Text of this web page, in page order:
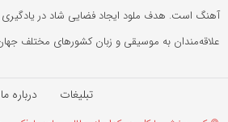
آهنگ است. هدف ملود ایجاد فضایی شاد در
علاقه‌مندان به موسیقی و زبان کشورهای مختلف
تبلیغات درباره ما